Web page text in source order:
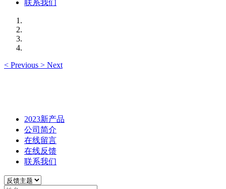
联系我们
< Previous > Next
2023新产品
公司简介
在线留言
在线反馈
联系我们